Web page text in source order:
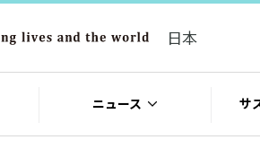
日本
ニュース サ